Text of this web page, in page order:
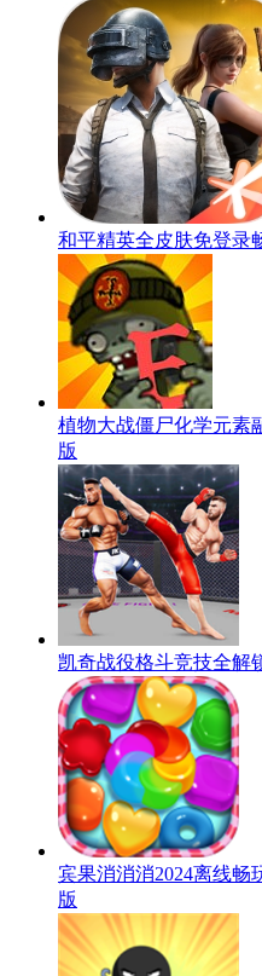
和平精英全皮肤免登录
植物大战僵尸化学元素
版
凯奇战役格斗竞技全解
宾果消消消2024离线畅
版